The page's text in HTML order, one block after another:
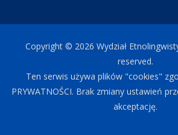
Copyright © 2026 Wydział
reserved.
Ten serwis używa plików "cookies"
PRYWATNOŚCI. Brak zmiany ustawień
akceptację.